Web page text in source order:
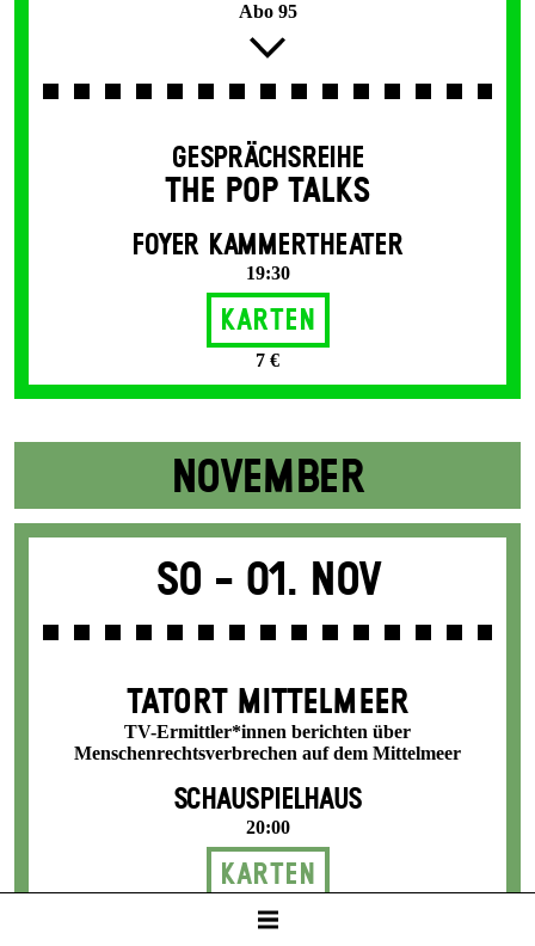
Abo 95
GESPRÄCHSREIHE
THE POP TALKS
FOYER KAMMERTHEATER
19:30
Karten
7 €
NOVEMBER
So - 01. Nov
TATORT MITTELMEER
TV-Ermittler*innen berichten über
Menschenrechtsverbrechen auf dem Mittelmeer
SCHAUSPIELHAUS
20:00
Karten
8 / 24 / 31 / 36 / 42 €